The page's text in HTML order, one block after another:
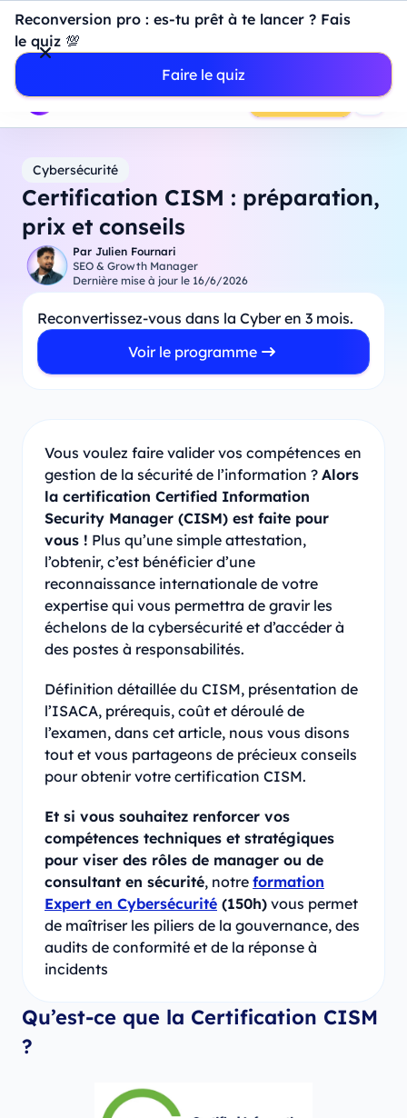
Reconversion pro : es-tu prêt à te lancer ? Fais
le quiz 💯
Faire le quiz
Introduction à Power BI : construisez votre premier
dashboard de A à Z
- Mardi 11 Août
18h00
Professionnels
Étudiants Parents Entreprises
Prendre RDV
Cybersécurité
Certification CISM : préparation,
prix et conseils
Par Julien Fournari
SEO & Growth Manager
Dernière mise à jour le 16/6/2026
Reconvertissez-vous dans la Cyber en 3 mois.
Voir le programme
Vous voulez faire valider vos compétences en
gestion de la sécurité de l’information ? Alors
la certification Certified Information
Security Manager (CISM) est faite pour
vous ! Plus qu’une simple attestation,
l’obtenir, c’est bénéficier d’une
reconnaissance internationale de votre
expertise qui vous permettra de gravir les
échelons de la cybersécurité et d’accéder à
des postes à responsabilités.
Définition détaillée du CISM, présentation de
l’ISACA, prérequis, coût et déroulé de
l’examen, dans cet article, nous vous disons
tout et vous partageons de précieux conseils
pour obtenir votre certification CISM.
Et si vous souhaitez renforcer vos
compétences techniques et stratégiques
pour viser des rôles de manager ou de
consultant en sécurité, notre formation
Expert en Cybersécurité (150h) vous permet
de maîtriser les piliers de la gouvernance, des
audits de conformité et de la réponse à
incidents
Qu’est-ce que la Certification CISM
?